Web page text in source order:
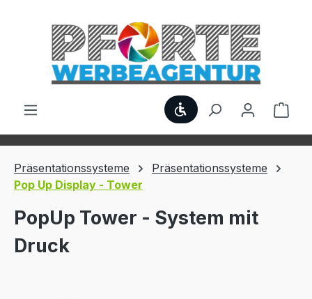
Werkzeugleiste
Präsentationssysteme
Präsentationssysteme
Pop Up Display - Tower
PopUp Tower - System mit
Druck